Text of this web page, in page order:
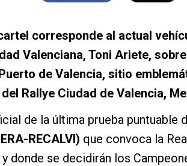
corresponde al actual
Valenciana, Toni Ariete,
de Valencia, sitio
Rallye Ciudad de Valencia,
de la última prueba puntuable
RECALVI) que convoca la
y donde se decidirán los